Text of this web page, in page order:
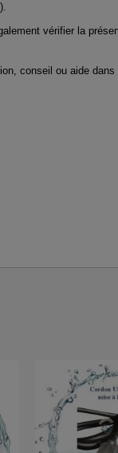
vérifier la
conseil ou aide